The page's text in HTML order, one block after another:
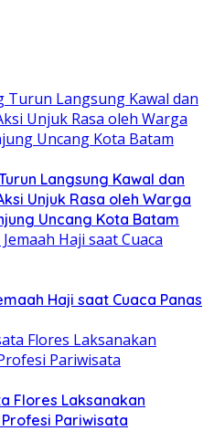
Langsung Kawal dan
Unjuk Rasa oleh Warga
Uncang Kota Batam
Haji saat Cuaca Panas
Flores Laksanakan
Pariwisata